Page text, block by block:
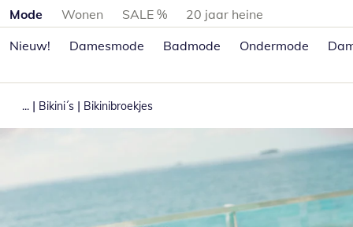
Productcategorieën overslaan
Mode Wonen SALE %
20 jaar heine
Nieuw!
Damesmode Badmode Ondermode
... | Bikini´s | Bikinibroekjes